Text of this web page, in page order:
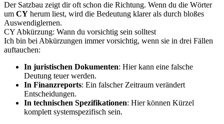
Der Satzbau zeigt dir oft schon die Richtung. Wenn du die Wörter
um CY herum liest, wird die Bedeutung klarer als durch bloßes
Auswendiglernen.
CY Abkürzung: Wann du vorsichtig sein solltest
Ich bin bei Abkürzungen immer vorsichtig, wenn sie in drei Fällen
auftauchen:
In juristischen Dokumenten: Hier kann eine falsche
Deutung teuer werden.
In Finanzreports: Ein falscher Zeitraum verändert
Entscheidungen.
In technischen Spezifikationen: Hier können Kürzel
komplett systemspezifisch sein.